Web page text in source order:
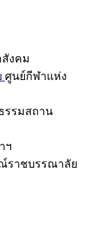
งคม
ศูนย์กีฬาแห่ง
รรมสถาน
ฯ
ราชบรรณาลัย